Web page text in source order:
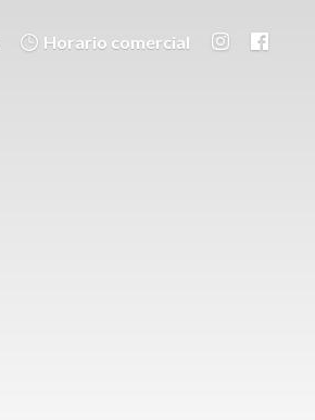
Horario comercial